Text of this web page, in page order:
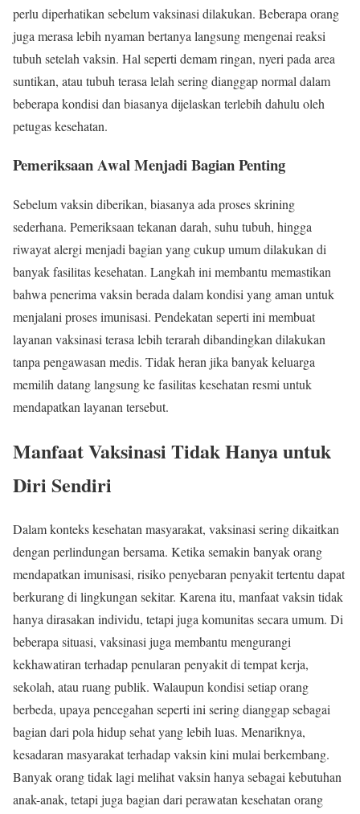
perlu diperhatikan sebelum vaksinasi dilakukan. Beberapa orang
juga merasa lebih nyaman bertanya langsung mengenai reaksi
tubuh setelah vaksin. Hal seperti demam ringan, nyeri pada area
suntikan, atau tubuh terasa lelah sering dianggap normal dalam
beberapa kondisi dan biasanya dijelaskan terlebih dahulu oleh
petugas kesehatan.
Pemeriksaan Awal Menjadi Bagian Penting
Sebelum vaksin diberikan, biasanya ada proses skrining
sederhana. Pemeriksaan tekanan darah, suhu tubuh, hingga
riwayat alergi menjadi bagian yang cukup umum dilakukan di
banyak fasilitas kesehatan. Langkah ini membantu memastikan
bahwa penerima vaksin berada dalam kondisi yang aman untuk
menjalani proses imunisasi. Pendekatan seperti ini membuat
layanan vaksinasi terasa lebih terarah dibandingkan dilakukan
tanpa pengawasan medis. Tidak heran jika banyak keluarga
memilih datang langsung ke fasilitas kesehatan resmi untuk
mendapatkan layanan tersebut.
Manfaat Vaksinasi Tidak Hanya untuk
Diri Sendiri
Dalam konteks kesehatan masyarakat, vaksinasi sering dikaitkan
dengan perlindungan bersama. Ketika semakin banyak orang
mendapatkan imunisasi, risiko penyebaran penyakit tertentu dapat
berkurang di lingkungan sekitar. Karena itu, manfaat vaksin tidak
hanya dirasakan individu, tetapi juga komunitas secara umum. Di
beberapa situasi, vaksinasi juga membantu mengurangi
kekhawatiran terhadap penularan penyakit di tempat kerja,
sekolah, atau ruang publik. Walaupun kondisi setiap orang
berbeda, upaya pencegahan seperti ini sering dianggap sebagai
bagian dari pola hidup sehat yang lebih luas. Menariknya,
kesadaran masyarakat terhadap vaksin kini mulai berkembang.
Banyak orang tidak lagi melihat vaksin hanya sebagai kebutuhan
anak-anak, tetapi juga bagian dari perawatan kesehatan orang